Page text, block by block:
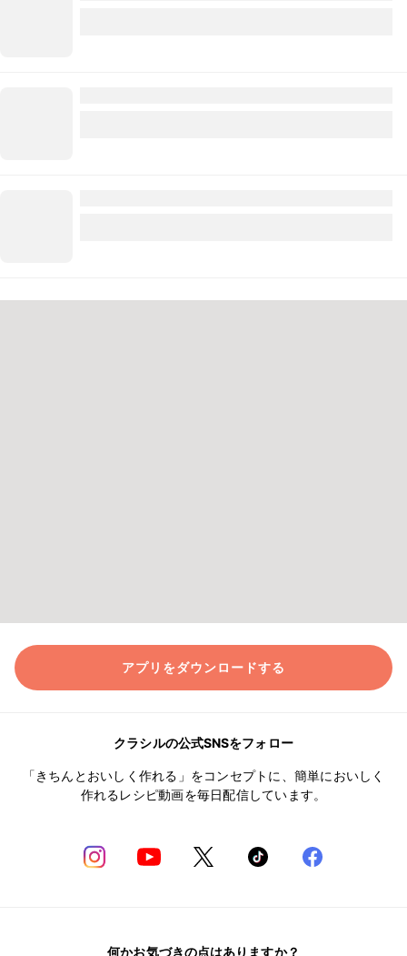
アプリをダウンロードする
クラシルの公式SNSをフォロー
「きちんとおいしく作れる」をコンセプトに、簡単においしく
作れるレシピ動画を毎日配信しています。
何かお気づきの点はありますか？